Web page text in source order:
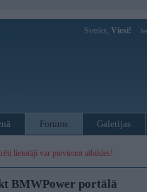
Sveiks, Viesi!
Forums Galerijas
lietotāji var pievienot atbildes!
BMWPower portālā